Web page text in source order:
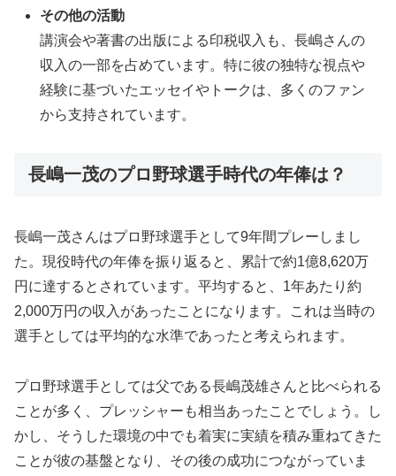
その他の活動
講演会や著書の出版による印税収入も、長嶋さんの
収入の一部を占めています。特に彼の独特な視点や
経験に基づいたエッセイやトークは、多くのファン
から支持されています。
長嶋一茂のプロ野球選手時代の年俸は？
長嶋一茂さんはプロ野球選手として9年間プレーしまし
た。現役時代の年俸を振り返ると、累計で約1億8,620万
円に達するとされています。平均すると、1年あたり約
2,000万円の収入があったことになります。これは当時の
選手としては平均的な水準であったと考えられます。
プロ野球選手としては父である長嶋茂雄さんと比べられる
ことが多く、プレッシャーも相当あったことでしょう。し
かし、そうした環境の中でも着実に実績を積み重ねてきた
ことが彼の基盤となり、その後の成功につながっていま